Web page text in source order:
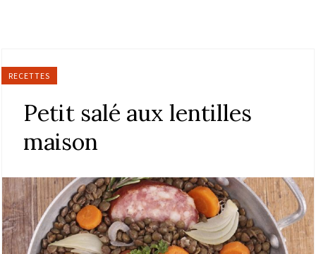
RECETTES
Petit salé aux lentilles
maison